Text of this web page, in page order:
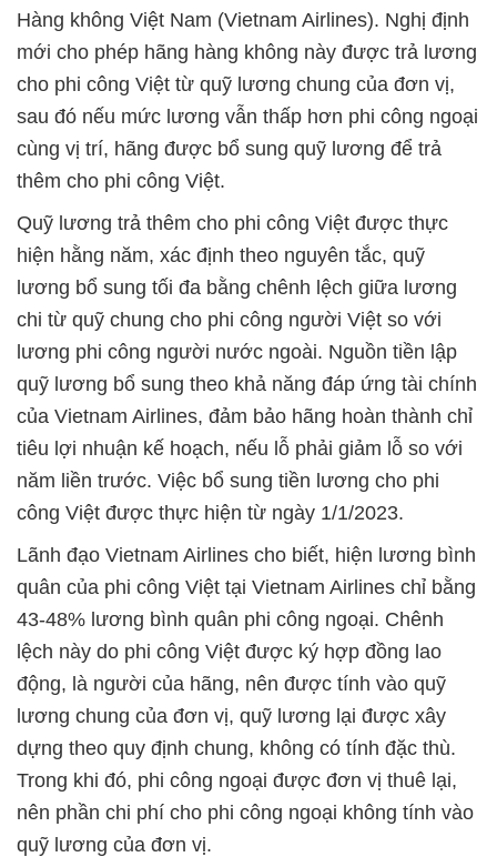
Hàng không Việt Nam (Vietnam Airlines). Nghị định
mới cho phép hãng hàng không này được trả lương
cho phi công Việt từ quỹ lương chung của đơn vị,
sau đó nếu mức lương vẫn thấp hơn phi công ngoại
cùng vị trí, hãng được bổ sung quỹ lương để trả
thêm cho phi công Việt.
Quỹ lương trả thêm cho phi công Việt được thực
hiện hằng năm, xác định theo nguyên tắc, quỹ
lương bổ sung tối đa bằng chênh lệch giữa lương
chi từ quỹ chung cho phi công người Việt so với
lương phi công người nước ngoài. Nguồn tiền lập
quỹ lương bổ sung theo khả năng đáp ứng tài chính
của Vietnam Airlines, đảm bảo hãng hoàn thành chỉ
tiêu lợi nhuận kế hoạch, nếu lỗ phải giảm lỗ so với
năm liền trước. Việc bổ sung tiền lương cho phi
công Việt được thực hiện từ ngày 1/1/2023.
Lãnh đạo Vietnam Airlines cho biết, hiện lương bình
quân của phi công Việt tại Vietnam Airlines chỉ bằng
43-48% lương bình quân phi công ngoại. Chênh
lệch này do phi công Việt được ký hợp đồng lao
động, là người của hãng, nên được tính vào quỹ
lương chung của đơn vị, quỹ lương lại được xây
dựng theo quy định chung, không có tính đặc thù.
Trong khi đó, phi công ngoại được đơn vị thuê lại,
nên phần chi phí cho phi công ngoại không tính vào
quỹ lương của đơn vị.